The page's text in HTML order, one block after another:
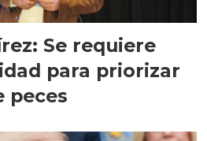
Se requiere
para priorizar
peces